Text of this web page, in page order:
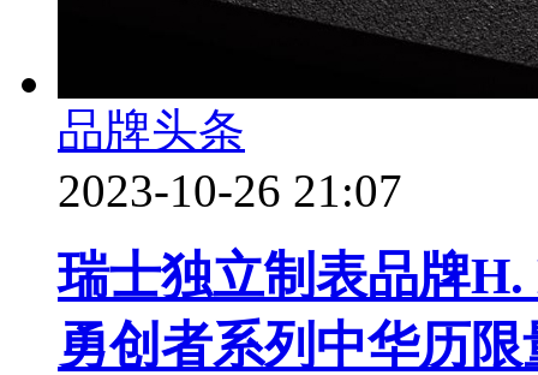
品牌头条
2023-10-26 21:07
瑞士独立制表品牌
勇创者系列中华历